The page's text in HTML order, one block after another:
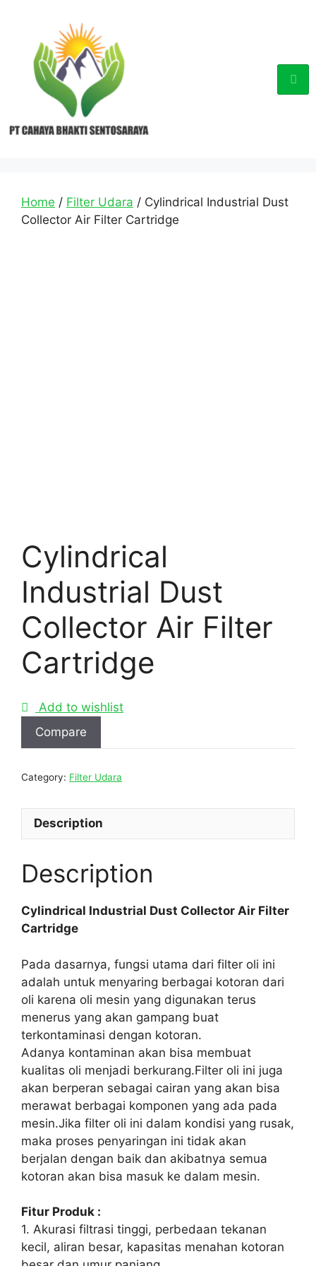
Home / Filter Udara / Cylindrical Industrial Dust
Collector Air Filter Cartridge
Cylindrical
Industrial Dust
Collector Air Filter
Cartridge
Add to wishlist
Compare
Category: Filter Udara
Description
Description
Cylindrical Industrial Dust Collector Air Filter
Cartridge
Pada dasarnya, fungsi utama dari filter oli ini
adalah untuk menyaring berbagai kotoran dari
oli karena oli mesin yang digunakan terus
menerus yang akan gampang buat
terkontaminasi dengan kotoran.
Adanya kontaminan akan bisa membuat
kualitas oli menjadi berkurang.Filter oli ini juga
akan berperan sebagai cairan yang akan bisa
merawat berbagai komponen yang ada pada
mesin.Jika filter oli ini dalam kondisi yang rusak,
maka proses penyaringan ini tidak akan
berjalan dengan baik dan akibatnya semua
kotoran akan bisa masuk ke dalam mesin.
Fitur Produk :
1. Akurasi filtrasi tinggi, perbedaan tekanan
kecil, aliran besar, kapasitas menahan kotoran